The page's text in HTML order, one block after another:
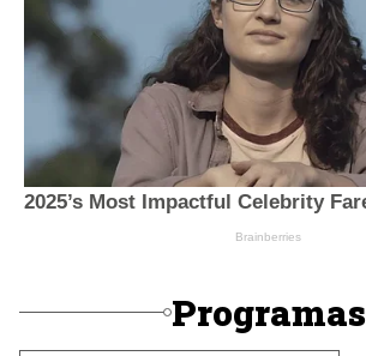
Programas